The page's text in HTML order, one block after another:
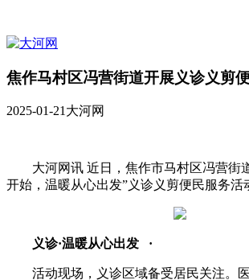
焦作马村区冯营街道开展义诊义剪
2025-01-21大河网
大河网讯 近日，焦作市马村区冯营街
开始，温暖从心出发”义诊义剪便民服务活
义诊·温暖从心出发 ·
活动现场，义诊区域备受居民关注。